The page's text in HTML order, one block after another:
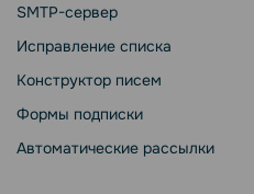
SMTP-сервер
Исправление списка
Конструктор писем
Формы подписки
Автоматические рассылки